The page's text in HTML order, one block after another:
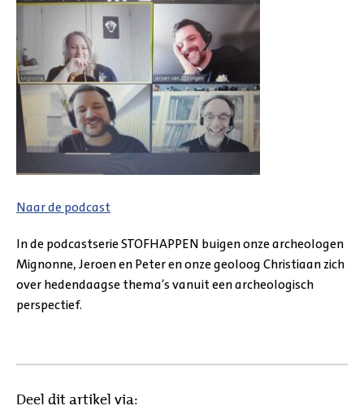
Naar de podcast
In de podcastserie STOFHAPPEN buigen onze archeologen
Mignonne, Jeroen en Peter en onze geoloog Christiaan zich
over hedendaagse thema’s vanuit een archeologisch
perspectief.
Deel dit artikel via: